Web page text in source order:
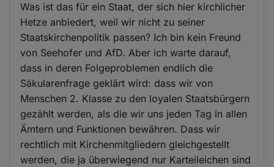
Was ist das für ein Staat, der sich hier kirchlicher
Hetze anbiedert, weil wir nicht zu seiner
Staatskirchenpolitik passen? Ich bin kein Freund
von Seehofer und AfD. Aber ich warte darauf,
dass in deren Folgeproblemen endlich die
Säkularenfrage geklärt wird: dass wir von
Menschen 2. Klasse zu den loyalen Staatsbürgern
gezählt werden, als die wir uns jeden Tag in allen
Ämtern und Funktionen bewähren. Dass wir
rechtlich mit Kirchenmitgliedern gleichgestellt
werden, die ja überwiegend nur Karteileichen sind